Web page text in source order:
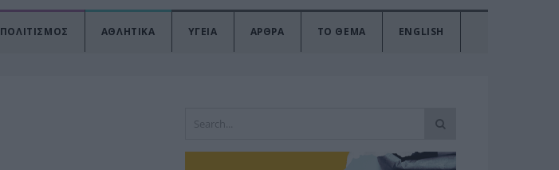
ΠΟΛΙΤΙΣΜΟΣ ΑΘΛΗΤΙΚΑ ΥΓΕΙΑ ΑΡΘΡΑ ΤΟ ΘΕΜΑ ENGLISH